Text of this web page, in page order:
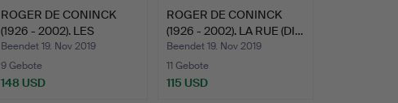
ROGER DE CONINCK
(1926 - 2002). LES
JOUEUR…
Beendet 19. Nov 2019
9 Gebote
148 USD
ROGER DE CONINCK
(1926 - 2002). LA RUE (DI…
Beendet 19. Nov 2019
11 Gebote
115 USD